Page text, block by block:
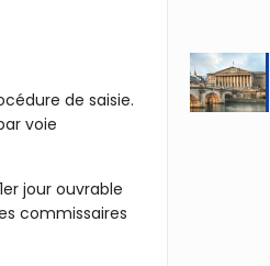
de saisie.
voie
jour ouvrable
commissaires